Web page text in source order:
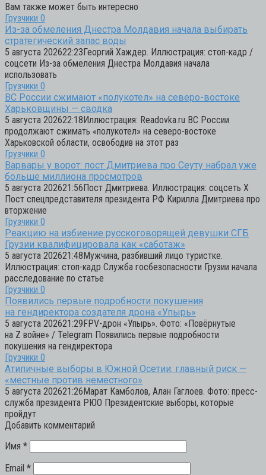
Вам также может быть интересно
Грузчики 0
Из-за обмеления Днестра Молдавия начала выбирать
стратегический запас воды
5 августа 202622:23Георгий Хаждер. Иллюстрация: стоп-кадр /
соцсети Из-за обмеления Днестра Молдавия начала
использовать
Грузчики 0
ВС России сжимают «полукотел» на северо-востоке
Харьковщины — сводка
5 августа 202622:18Иллюстрация: Readovka.ru ВС России
продолжают сжимать «полукотел» на северо-востоке
Харьковской области, освободив на этот раз
Грузчики 0
Варвары у ворот: пост Дмитриева про Сеуту набрал уже
больше миллиона просмотров
5 августа 202621:56Пост Дмитриева. Иллюстрация: соцсеть Х
Пост спецпредставителя президента РФ Кирилла Дмитриева про
вторжение
Грузчики 0
Реакцию на избиение русскоговорящей девушки СГБ
Грузии квалифицировала как «саботаж»
5 августа 202621:48Мужчина, разбивший лицо туристке.
Иллюстрация: стоп-кадр Служба госбезопасности Грузии начала
расследование по статье
Грузчики 0
Появились первые подробности покушения
на гендиректора создателя дрона «Упырь»
5 августа 202621:29FPV-дрон «Упырь». Фото: «Повёрнутые
на Z войне» / Telegram Появились первые подробности
покушения на гендиректора
Грузчики 0
Атипичные выборы в Южной Осетии: главный риск —
«местные против неместного»
5 августа 202621:26Марат Камболов, Алан Гаглоев. Фото: пресс-
служба президента РЮО Президентские выборы, которые
пройдут
Добавить комментарий
Имя *
Email *